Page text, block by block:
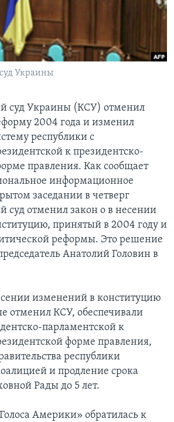
Украины
суд Украины (КСУ) отменил
2004 года и изменил
республики с
к президентско-
правления. Как сообщает
информационное
заседании в четверг
суд отменил закон о в несении
принятый в 2004 году и
реформы. Это решение
Анатолий Головин в
изменений в конституцию
отменил КСУ, обеспечивали
парламентской к
форме правления,
республики
и продление срока
Рады до 5 лет.
Америки» обратилась к